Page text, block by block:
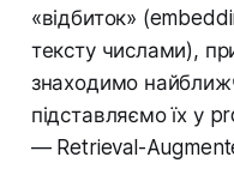
«відбиток»
тексту числами),
знаходимо
підставляємо їх у
— Retrieval-